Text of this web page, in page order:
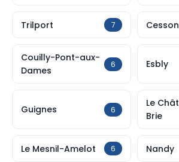
Trilport 7 Cesson
Couilly-Pont-aux-
Dames
6 Esbly
Guignes 6
Le
Brie
Le Mesnil-Amelot 6 Nandy